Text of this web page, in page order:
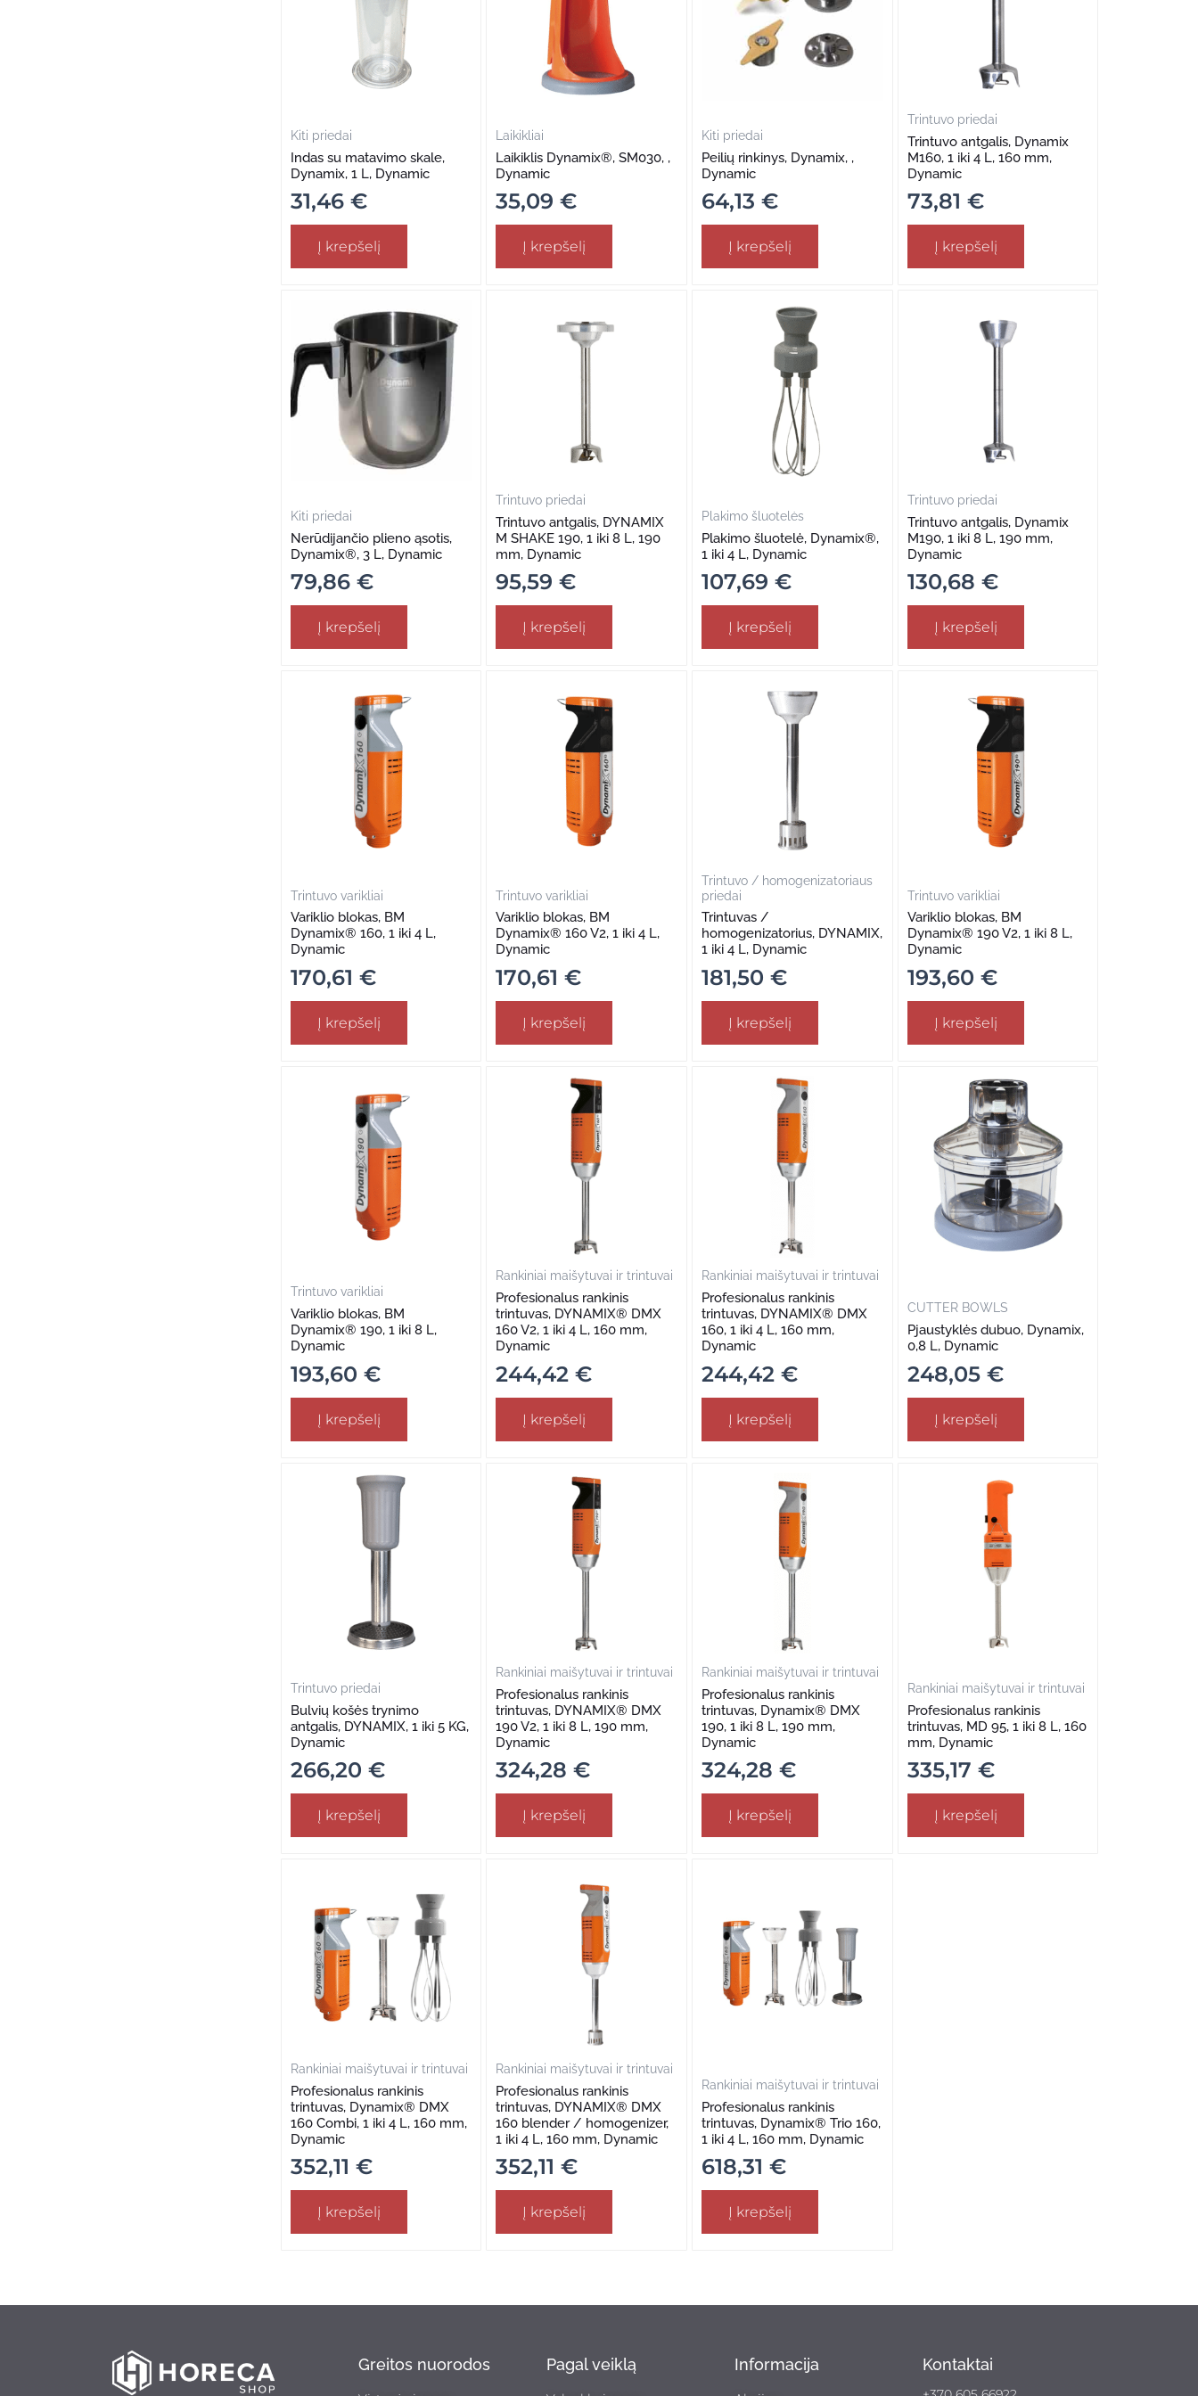
Kiti priedai
Indas su matavimo skale,
Dynamix, 1 L, Dynamic
31,46 €
Į krepšelį
Laikikliai
Laikiklis Dynamix®, SM030, ,
Dynamic
35,09€
Į krepšelį
Kiti priedai
Peilių rinkinys, Dynamix, ,
Dynamic
64,13€
Į krepšelį
Trintuvo priedai
Trintuvo antgalis, Dynamix
M160, 1 iki 4 L, 160 mm,
Dynamic
73,81 €
Į krepšelį
Kiti priedai
Nerūdijančio plieno ąsotis,
Dynamix®, 3 L, Dynamic
79,86 €
Į krepšelį
Trintuvo priedai
Trintuvo antgalis, DYNAMIX
M SHAKE 190, 1 iki 8 L, 190
mm, Dynamic
95,59€
Į krepšelį
Plakimo šluotelės
Plakimo šluotelė, Dynamix®,
1 iki 4 L, Dynamic
107,69€
Į krepšelį
Trintuvo priedai
Trintuvo antgalis, Dynamix
M190, 1 iki 8 L, 190 mm,
Dynamic
130,68 €
Į krepšelį
Trintuvo varikliai
Variklio blokas, BM
Dynamix® 160, 1 iki 4 L,
Dynamic
170,61 €
Į krepšelį
Trintuvo varikliai
Variklio blokas, BM
Dynamix® 160 V2, 1 iki 4 L,
Dynamic
170,61€
Į krepšelį
Trintuvo / homogenizatoriaus
priedai
Trintuvas /
homogenizatorius, DYNAMIX,
1 iki 4 L, Dynamic
181,50€
Į krepšelį
Trintuvo varikliai
Variklio blokas, BM
Dynamix® 190 V2, 1 iki 8 L,
Dynamic
193,60 €
Į krepšelį
Trintuvo varikliai
Variklio blokas, BM
Dynamix® 190, 1 iki 8 L,
Dynamic
193,60 €
Į krepšelį
Rankiniai maišytuvai ir trintuvai
Profesionalus rankinis
trintuvas, DYNAMIX® DMX
160 V2, 1 iki 4 L, 160 mm,
Dynamic
244,42€
Į krepšelį
Rankiniai maišytuvai ir trintuvai
Profesionalus rankinis
trintuvas, DYNAMIX® DMX
160, 1 iki 4 L, 160 mm,
Dynamic
244,42€
Į krepšelį
CUTTER BOWLS
Pjaustyklės dubuo, Dynamix,
0,8 L, Dynamic
248,05 €
Į krepšelį
Trintuvo priedai
Bulvių košės trynimo
antgalis, DYNAMIX, 1 iki 5 KG,
Dynamic
266,20 €
Į krepšelį
Rankiniai maišytuvai ir trintuvai
Profesionalus rankinis
trintuvas, DYNAMIX® DMX
190 V2, 1 iki 8 L, 190 mm,
Dynamic
324,28€
Į krepšelį
Rankiniai maišytuvai ir trintuvai
Profesionalus rankinis
trintuvas, Dynamix® DMX
190, 1 iki 8 L, 190 mm,
Dynamic
324,28€
Į krepšelį
Rankiniai maišytuvai ir trintuvai
Profesionalus rankinis
trintuvas, MD 95, 1 iki 8 L, 160
mm, Dynamic
335,17 €
Į krepšelį
Rankiniai maišytuvai ir trintuvai
Profesionalus rankinis
trintuvas, Dynamix® DMX
160 Combi, 1 iki 4 L, 160 mm,
Dynamic
352,11 €
Į krepšelį
Rankiniai maišytuvai ir trintuvai
Profesionalus rankinis
trintuvas, DYNAMIX® DMX
160 blender / homogenizer,
1 iki 4 L, 160 mm, Dynamic
352,11€
Į krepšelį
Rankiniai maišytuvai ir trintuvai
Profesionalus rankinis
trintuvas, Dynamix® Trio 160,
1 iki 4 L, 160 mm, Dynamic
618,31€
Į krepšelį
Greitos nuorodos Pagal veiklą Informacija Kontaktai